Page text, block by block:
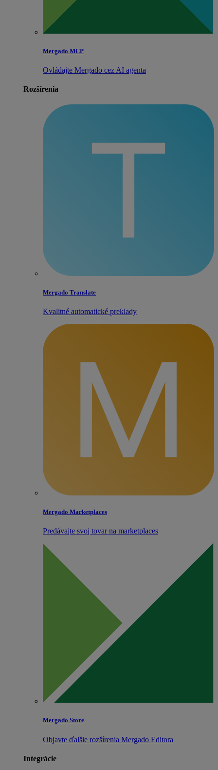
Mergado MCP
Ovládajte Mergado cez AI agenta
Rozšírenia
Mergado Translate
Kvalitné automatické preklady
Mergado Marketplaces
Predávajte svoj tovar na marketplaces
Mergado Store
Objavte ďalšie rozšírenia Mergado Editora
Integrácie